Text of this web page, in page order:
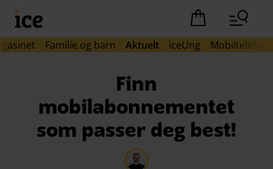
Hopp til hovedinnhold (Trykk Enter)
Det er ingen
Familie og barn Aktuelt iceUng
Finn
mobilabonnementet
som passer deg best!